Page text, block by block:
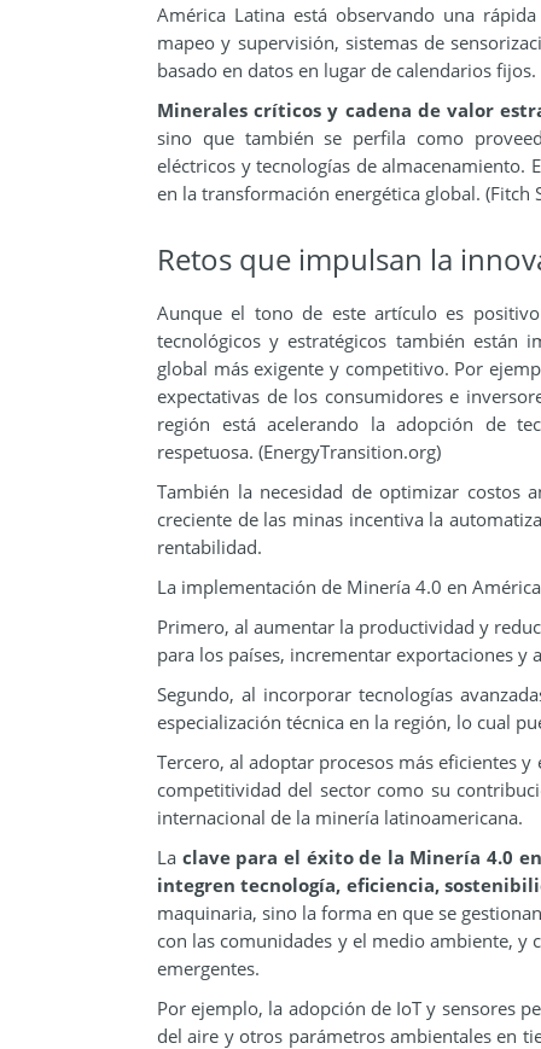
América Latina está observando una
mapeo y supervisión, sistemas de
basado en datos en lugar de calendarios
Minerales críticos y cadena de valor
sino que también se perfila como
eléctricos y tecnologías de almacenamiento.
en la transformación energética global. (Fitch
Retos que impulsan la
Aunque el tono de este artículo es
tecnológicos y estratégicos también están
global más exigente y competitivo. Por
expectativas de los consumidores e
región está acelerando la adopción de
respetuosa. (EnergyTransition.org)
También la necesidad de optimizar costos
creciente de las minas incentiva la
rentabilidad.
La implementación de Minería 4.0 en
Primero, al aumentar la productividad y
para los países, incrementar exportaciones y
Segundo, al incorporar tecnologías
especialización técnica en la región, lo cual
Tercero, al adoptar procesos más eficientes
competitividad del sector como su
internacional de la minería latinoamericana.
La clave para el éxito de la Minería 4.0
integren tecnología, eficiencia,
maquinaria, sino la forma en que se
con las comunidades y el medio ambiente, y
emergentes.
Por ejemplo, la adopción de IoT y sensores
del aire y otros parámetros ambientales en